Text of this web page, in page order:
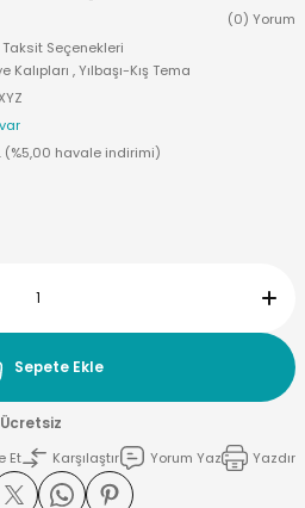
(0) Yorum
Taksit Seçenekleri
Kalıpları ,Yılbaşı-Kış Tema
(%5,00 havale indirimi)
Sepete Ekle
Et
Karşılaştır Yorum Yaz Yazdır